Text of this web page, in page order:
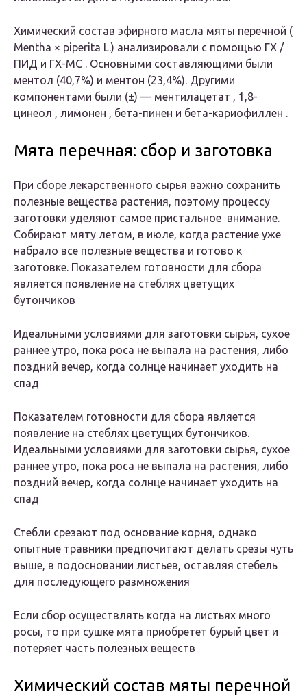
Химический состав эфирного масла мяты перечной (
Mentha × piperita L.) анализировали с помощью ГХ /
ПИД и ГХ-МС . Основными составляющими были
ментол (40,7%) и ментон (23,4%). Другими
компонентами были (±) — ментилацетат , 1,8-
цинеол , лимонен , бета-пинен и бета-кариофиллен .
Мята перечная: сбор и заготовка
При сборе лекарственного сырья важно сохранить
полезные вещества растения, поэтому процессу
заготовки уделяют самое пристальное внимание.
Собирают мяту летом, в июле, когда растение уже
набрало все полезные вещества и готово к
заготовке. Показателем готовности для сбора
является появление на стеблях цветущих
бутончиков
Идеальными условиями для заготовки сырья, сухое
раннее утро, пока роса не выпала на растения, либо
поздний вечер, когда солнце начинает уходить на
спад
Показателем готовности для сбора является
появление на стеблях цветущих бутончиков.
Идеальными условиями для заготовки сырья, сухое
раннее утро, пока роса не выпала на растения, либо
поздний вечер, когда солнце начинает уходить на
спад
Стебли срезают под основание корня, однако
опытные травники предпочитают делать срезы чуть
выше, в подосновании листьев, оставляя стебель
для последующего размножения
Если сбор осуществлять когда на листьях много
росы, то при сушке мята приобретет бурый цвет и
потеряет часть полезных веществ
Химический состав мяты перечной